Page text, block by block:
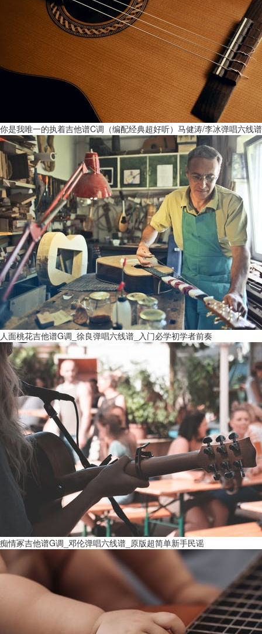
你是我唯一的执着吉他谱C调（编配经典超好听）马健涛/李冰弹唱六线谱
人面桃花吉他谱G调_徐良弹唱六线谱_入门必学初学者前奏
痴情冢吉他谱G调_邓伦弹唱六线谱_原版超简单新手民谣